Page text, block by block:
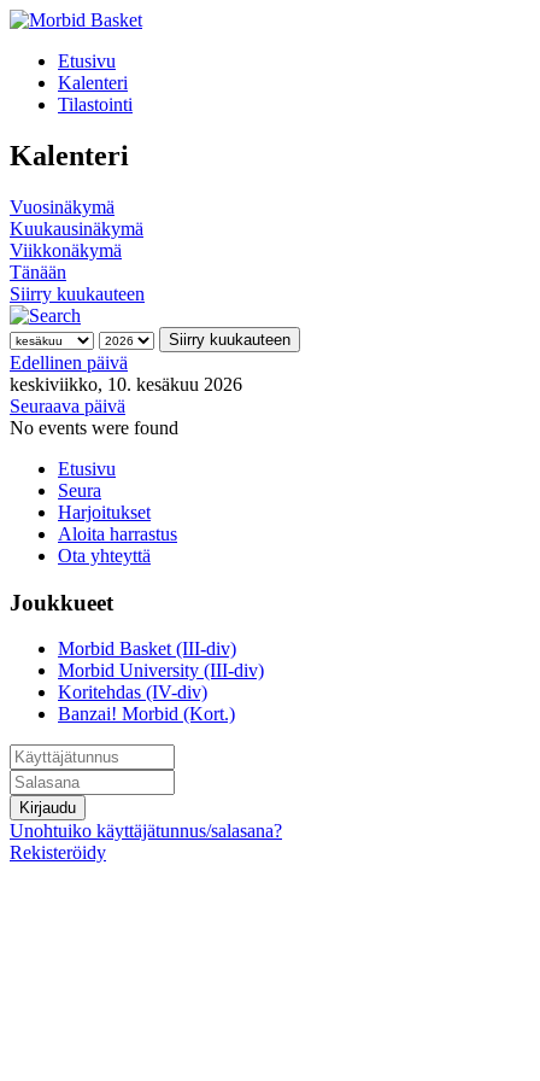
Etusivu
Kalenteri
Tilastointi
Kalenteri
Vuosinäkymä
Kuukausinäkymä
Viikkonäkymä
Tänään
Siirry kuukauteen
Siirry kuukauteen
Edellinen päivä
keskiviikko, 10. kesäkuu 2026
Seuraava päivä
No events were found
Etusivu
Seura
Harjoitukset
Aloita harrastus
Ota yhteyttä
Joukkueet
Morbid Basket (III-div)
Morbid University (III-div)
Koritehdas (IV-div)
Banzai! Morbid (Kort.)
Kirjaudu
Unohtuiko käyttäjätunnus/salasana?
Rekisteröidy